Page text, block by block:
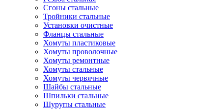
Сгоны стальные
Тройники стальные
Установки очистные
Фланцы стальные
Хомуты пластиковые
Хомуты проволочные
Хомуты ремонтные
Хомуты стальные
Хомуты червячные
Шайбы стальные
Шпильки стальные
Шурупы стальные